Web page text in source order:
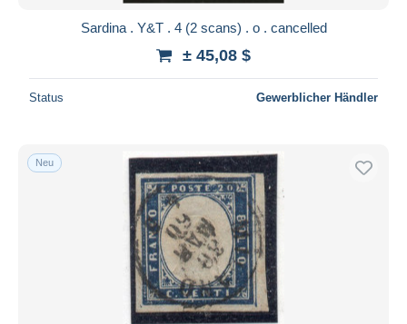
Sardina . Y&T . 4 (2 scans) . o . cancelled
± 45,08 $
Status Gewerblicher Händler
Neu